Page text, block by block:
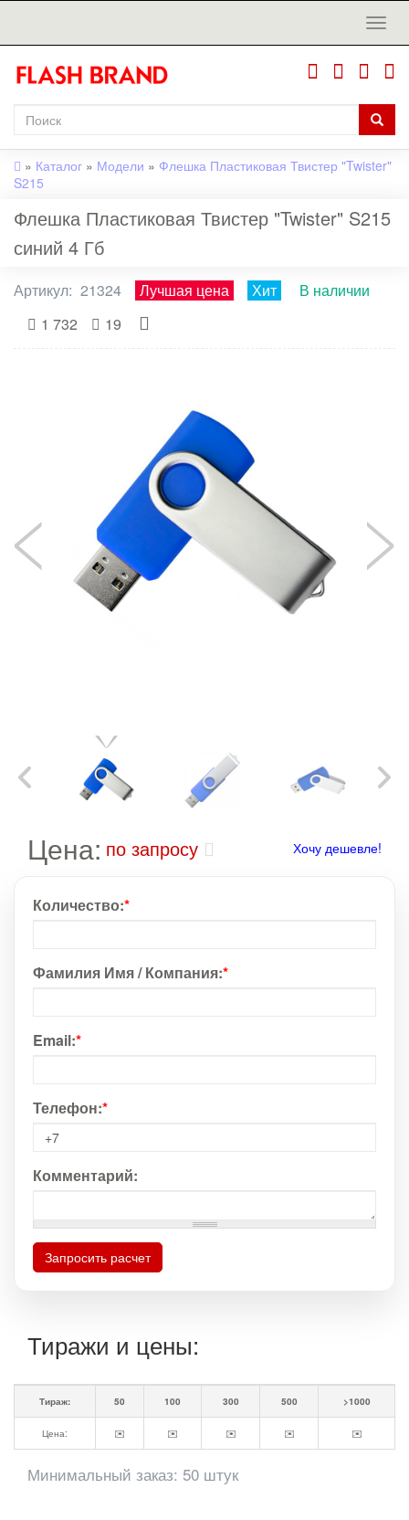
» Каталог » Модели » Флешка Пластиковая Твистер "Twister"
S215
Флешка Пластиковая Твистер "Twister" S215
синий 4 Гб
Артикул: 21324 Лучшая цена Хит
В наличии
1 732
19
Цена: по запросу Хочу дешевле!
Количество:*
Фамилия Имя / Компания:*
Email:*
Телефон:*
Комментарий:
Запросить расчет
Тиражи и цены:
Тираж: 50 100 300 500 >1000
Цена: ✉️ ✉️ ✉️ ✉️ ✉️
Минимальный заказ: 50 штук